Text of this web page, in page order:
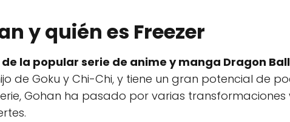
y quién es Freezer
la popular serie de anime y manga Dragon
de Goku y Chi-Chi, y tiene un gran potencial de
Gohan ha pasado por varias